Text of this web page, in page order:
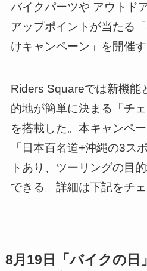
バイクパーツや アウトド
アップポイントが当たる
けキャンペーン」を開催す
Riders Squareでは新機能
的地が簡単に決まる「チ
を搭載した。本キャンペ
「日本百名道+沖縄の3ス
トあり、ツーリングの目
できる。詳細は下記をチェ
8月19日「バイクの日